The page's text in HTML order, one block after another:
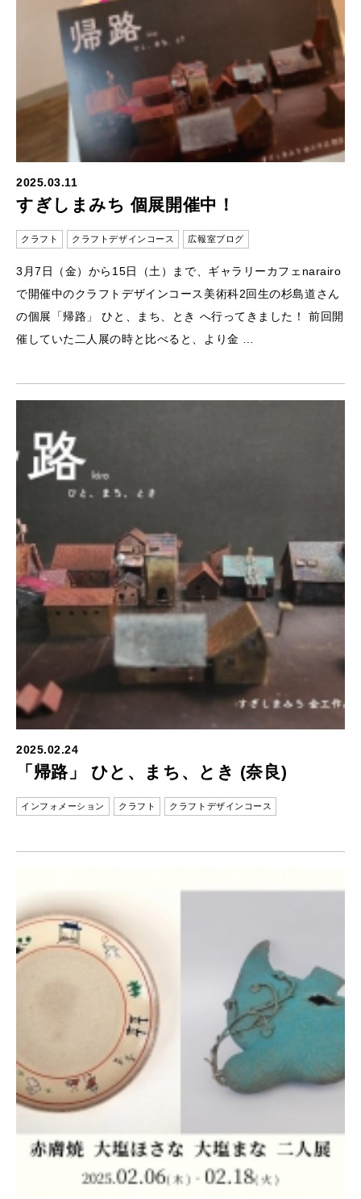
2025.03.11
すぎしまみち 個展開催中！
クラフト クラフトデザインコース 広報室ブログ
3月7日（金）から15日（土）まで、ギャラリーカフェnarairo
で開催中のクラフトデザインコース美術科2回生の杉島道さん
の個展「帰路」 ひと、まち、とき へ行ってきました！ 前回開
催していた二人展の時と比べると、より金 …
2025.02.24
「帰路」 ひと、まち、とき (奈良)
インフォメーション クラフト クラフトデザインコース